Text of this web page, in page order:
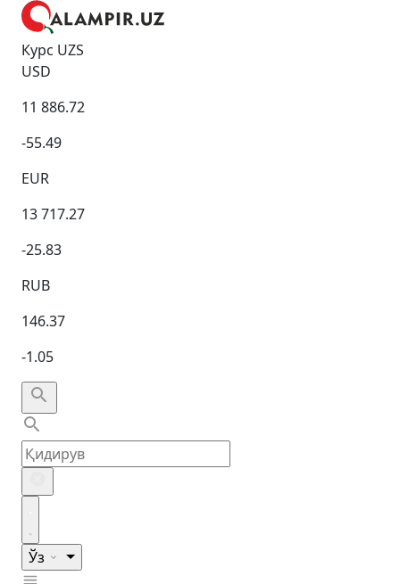
Курс UZS
USD
11 886.72
-55.49
EUR
13 717.27
-25.83
RUB
146.37
-1.05
Ўз